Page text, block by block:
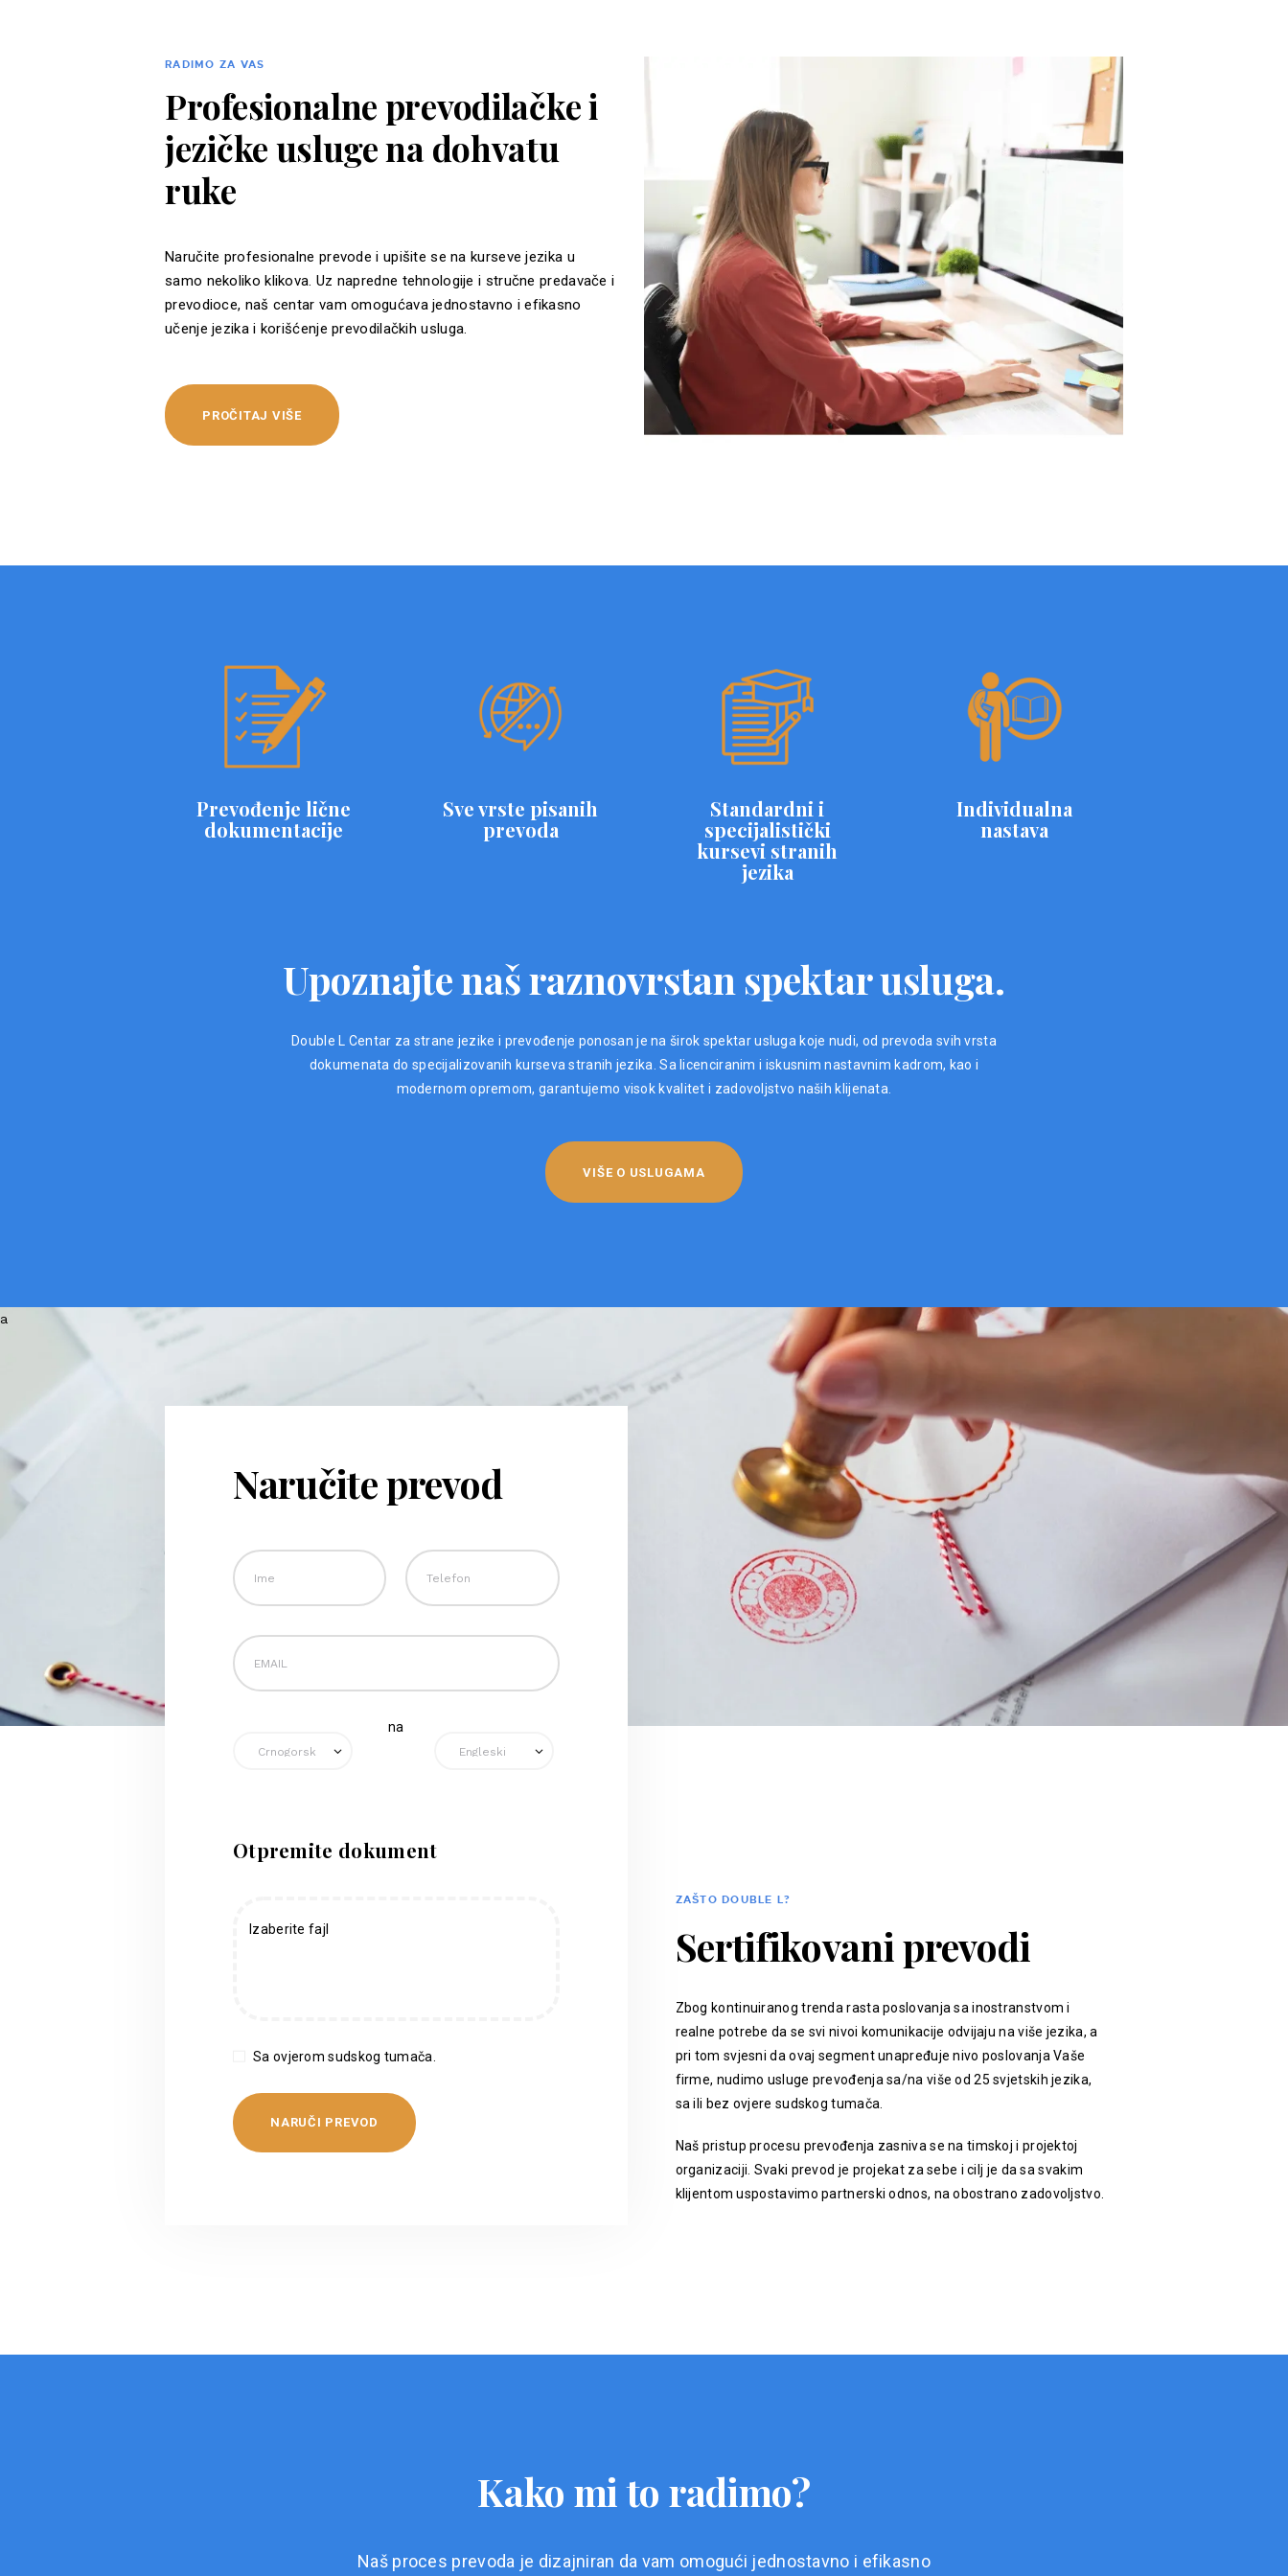
RADIMO ZA VAS
Profesionalne prevodilačke i
jezičke usluge na dohvatu
ruke
Naručite profesionalne prevode i upišite se na kurseve jezika u
samo nekoliko klikova. Uz napredne tehnologije i stručne predavače i
prevodioce, naš centar vam omogućava jednostavno i efikasno
učenje jezika i korišćenje prevodilačkih usluga.
PROČITAJ VIŠE
Prevođenje lične
dokumentacije
Sve vrste pisanih
prevoda
Standardni i
specijalistički
kursevi stranih
jezika
Individualna
nastava
Upoznajte naš raznovrstan spektar usluga.
Double L Centar za strane jezike i prevođenje ponosan je na širok spektar usluga koje nudi, od prevoda svih vrsta
dokumenata do specijalizovanih kurseva stranih jezika. Sa licenciranim i iskusnim nastavnim kadrom, kao i
modernom opremom, garantujemo visok kvalitet i zadovoljstvo naših klijenata.
VIŠE O USLUGAMA
Naručite prevod
na
Otpremite dokument
Izaberite fajl
Sa ovjerom sudskog tumača.
ZAŠTO DOUBLE L?
Sertifikovani prevodi
Zbog kontinuiranog trenda rasta poslovanja sa inostranstvom i
realne potrebe da se svi nivoi komunikacije odvijaju na više jezika, a
pri tom svjesni da ovaj segment unapređuje nivo poslovanja Vaše
firme, nudimo usluge prevođenja sa/na više od 25 svjetskih jezika,
sa ili bez ovjere sudskog tumača.
Naš pristup procesu prevođenja zasniva se na timskoj i projektoj
organizaciji. Svaki prevod je projekat za sebe i cilj je da sa svakim
klijentom uspostavimo partnerski odnos, na obostrano zadovoljstvo.
Kako mi to radimo?
Naš proces prevoda je dizajniran da vam omogući jednostavno i efikasno